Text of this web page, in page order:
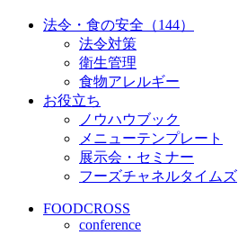
法令・食の安全（144）
法令対策
衛生管理
食物アレルギー
お役立ち
ノウハウブック
メニューテンプレート
展示会・セミナー
フーズチャネルタイムズ
FOODCROSS
conference